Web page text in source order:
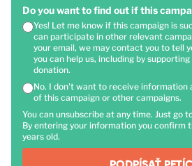
Do you want to find out if this
Yes! Let me know if this campaign is
can participate in other relevant
your email, we may contact you to tell
you can help us, including by
donation.
No. I don't want to receive information
of this campaign or other campaigns.
You can unsubscribe at any time. Just go
By entering your information you confirm
years old.